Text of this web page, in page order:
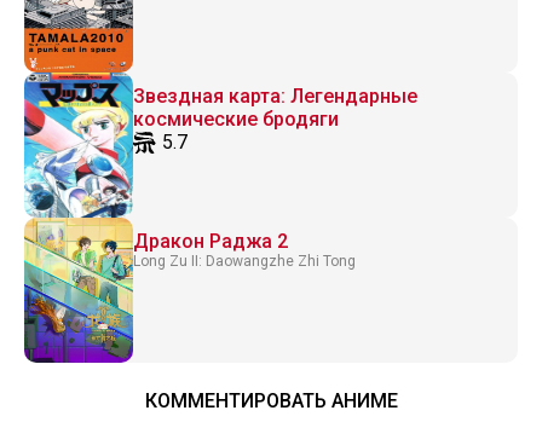
Звездная карта: Легендарные
космические бродяги
5.7
Дракон Раджа 2
Long Zu II: Daowangzhe Zhi Tong
КОММЕНТИРОВАТЬ АНИМЕ